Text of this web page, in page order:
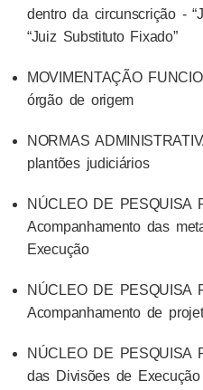
dentro da circunscrição -
“Juiz Substituto Fixado”
MOVIMENTAÇÃO
órgão de origem
NORMAS
plantões judiciários
NÚCLEO DE PESQUISA
Acompanhamento das
Execução
NÚCLEO DE PESQUISA
Acompanhamento de
NÚCLEO DE PESQUISA
das Divisões de Execução